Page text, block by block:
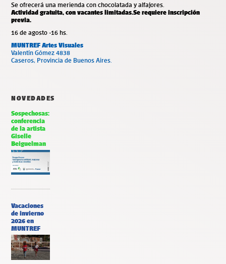
Se ofrecerá una merienda con chocolatada y alfajores.
Actividad gratuita, con vacantes limitadas.Se requiere inscripción
previa.
16 de agosto -16 hs.
MUNTREF Artes Visuales
Valentín Gómez 4838
Caseros, Provincia de Buenos Aires.
NOVEDADES
Sospechosas:
conferencia
de la artista
Giselle
Beiguelman
Vacaciones
de invierno
2026 en
MUNTREF